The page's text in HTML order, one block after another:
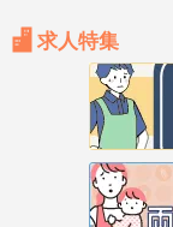
求人特集